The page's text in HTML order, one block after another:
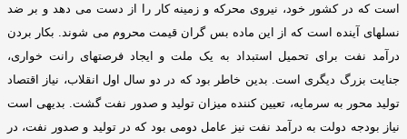
است که در کشور خود، نیروی محرکه و زمینه کار را از دست می دهد و بر ضد
نسلهای آینده است که از این ماده بس گران قیمت محروم می شوند
بکار بردن
درآمد نفت برای تحمیل استبداد به یک ملت و ایجاد فرصتهای رانت خواری،
جنایت بزرگ دیگری است بدین خاطر بود که در دو سال اول انقلاب، نیاز اقتصاد
تولید محور به سرمایه، تعیین کننده میزان تولید و صدور نفت گشت. بدیهی است
نیاز بودجه دولت به درآمد نفت نیز عامل دومی بود که در تولید و صدور نفت، در